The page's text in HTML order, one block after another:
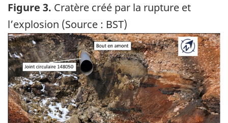
Figure 3. Cratère créé par la rupture et
l’explosion (Source : BST)
Image